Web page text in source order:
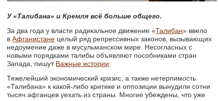
У «Талибана» и Кремля всё больше общего.
За два года у власти радикальное движение «Талибан» ввело
вАфганистане целый ряд репрессивных законов, вызывающих
недоумение даже в мусульманском мире. Несогласных с
новыми порядками талибы объявляют пособниками стран
Запада, пишут Важные истории
Тяжелейший экономический кризис, а также нетерпимость
«Талибана» к какой-либо критике и оппозиции вынудили сотни
тысяч афганцев уехать из страны. Многие убеждены, что уже